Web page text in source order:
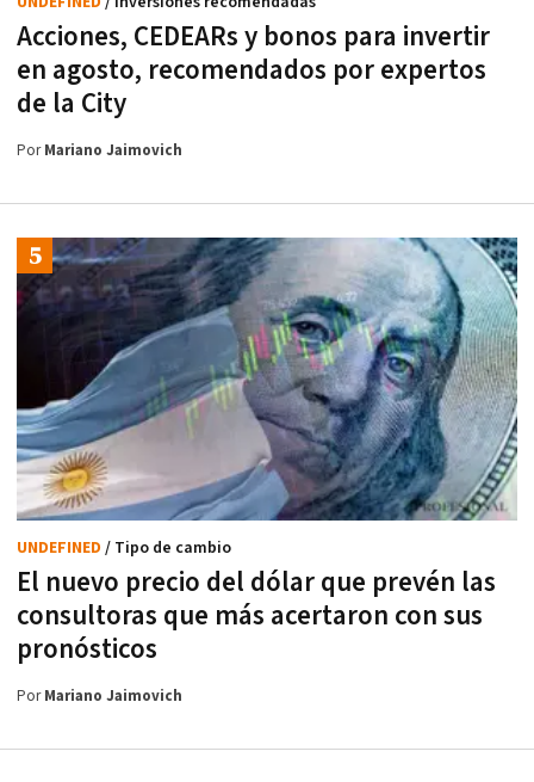
Acciones, CEDEARs y bonos para invertir
en agosto, recomendados por expertos
de la City
PorMariano Jaimovich
El nuevo precio del dólar que prevén las
consultoras que más acertaron con sus
pronósticos
UNDEFINED / Tipo de cambio
PorMariano Jaimovich